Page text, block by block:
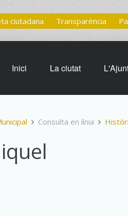
ciutadana Transparència
Inici La ciutat
Consulta en línia